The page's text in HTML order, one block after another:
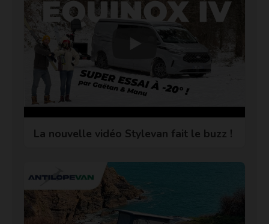
La nouvelle vidéo Stylevan fait le buzz !